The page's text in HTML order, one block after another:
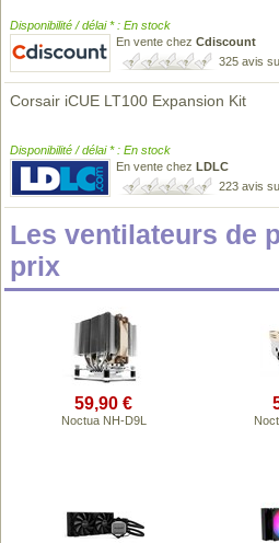
Disponibilité / délai * : En stock
En vente chez Cdiscount
325 avis
Corsair iCUE LT100 Expansion Kit
Disponibilité / délai * : En stock
En vente chez LDLC
223 avis
Les ventilateurs de
prix
59,90 €
Noctua NH-D9L